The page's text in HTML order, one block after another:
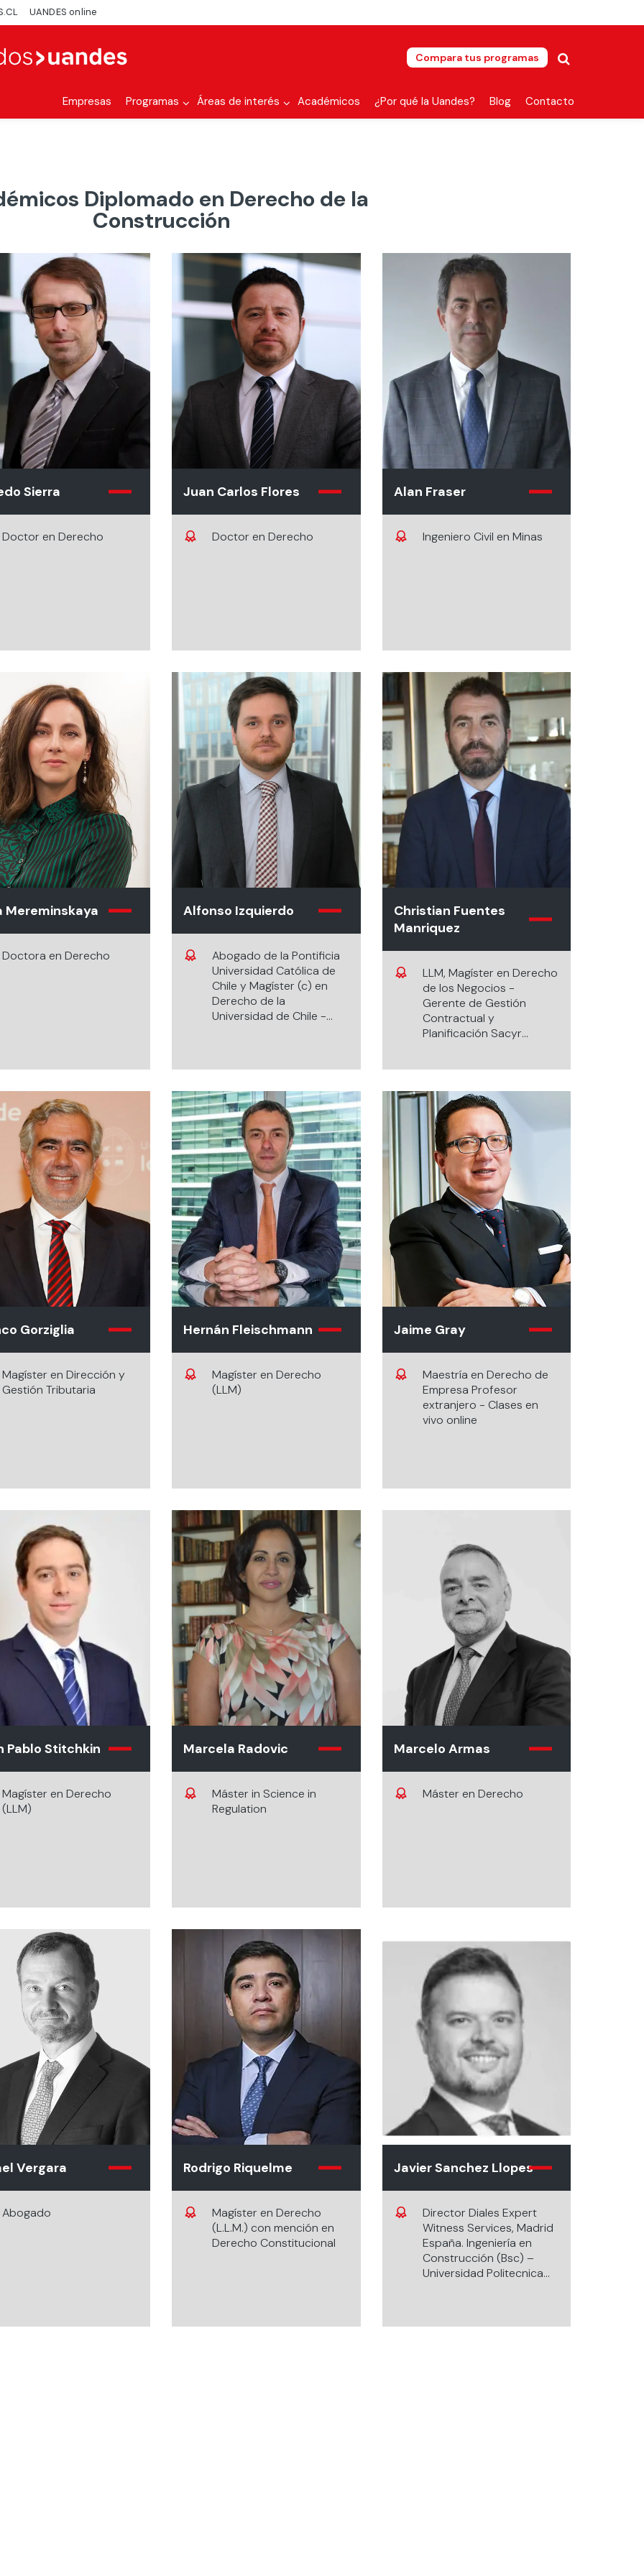
UANDES online
Compara tus programas
Empresas Programas Áreas de interés Académicos ¿Por qué la Uandes? Blog Contacto
Diplomado en Derecho de la
Construcción
Sierra
Doctor en Derecho
Juan Carlos Flores
Doctor en Derecho
Alan Fraser
Ingeniero Civil en Minas
Mereminskaya
Doctora en Derecho
Alfonso Izquierdo
Abogado de la Pontificia
Universidad Católica de
Chile y Magíster (c) en
Derecho de la
Universidad de Chile -
Christian Fuentes
Manriquez
LLM, Magíster en Derecho
de los Negocios -
Gerente de Gestión
Contractual y
Planificación Sacyr
Gorziglia
Magíster en Dirección y
Gestión Tributaria
Hernán Fleischmann
Magíster en Derecho
(LLM)
Jaime Gray
Maestría en Derecho de
Empresa Profesor
extranjero - Clases en
vivo online
Pablo Stitchkin
Magíster en Derecho
(LLM)
Marcela Radovic
Máster in Science in
Regulation
Marcelo Armas
Máster en Derecho
Vergara
Abogado
Rodrigo Riquelme
Magíster en Derecho
(L.L.M.) con mención en
Derecho Constitucional
Javier Sanchez Llopes
Director Diales Expert
Witness Services, Madrid
España. Ingeniería en
Construcción (Bsc) –
Universidad Politecnica